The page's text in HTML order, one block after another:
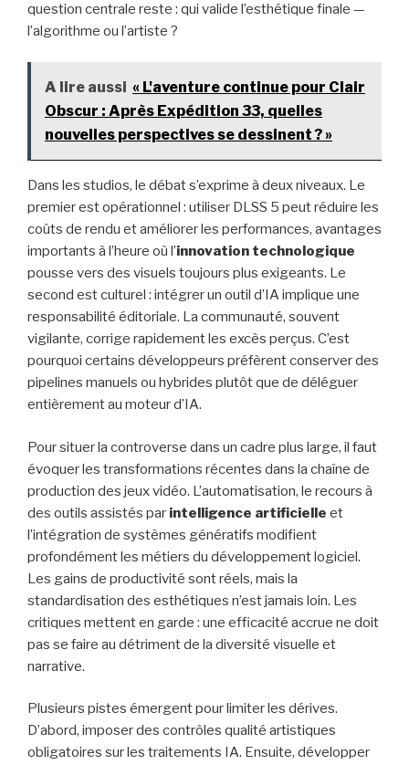
question centrale reste : qui valide l’esthétique finale —
l’algorithme ou l’artiste ?
A lire aussi « L'aventure continue pour Clair
Obscur : Après Expédition 33, quelles
nouvelles perspectives se dessinent ? »
Dans les studios, le débat s’exprime à deux niveaux. Le
premier est opérationnel : utiliser DLSS 5 peut réduire les
coûts de rendu et améliorer les performances, avantages
importants à l’heure où l’innovation technologique
pousse vers des visuels toujours plus exigeants. Le
second est culturel : intégrer un outil d’IA implique une
responsabilité éditoriale. La communauté, souvent
vigilante, corrige rapidement les excès perçus. C’est
pourquoi certains développeurs préfèrent conserver des
pipelines manuels ou hybrides plutôt que de déléguer
entièrement au moteur d’IA.
Pour situer la controverse dans un cadre plus large, il faut
évoquer les transformations récentes dans la chaîne de
production des jeux vidéo. L’automatisation, le recours à
des outils assistés par intelligence artificielle et
l’intégration de systèmes génératifs modifient
profondément les métiers du développement logiciel.
Les gains de productivité sont réels, mais la
standardisation des esthétiques n’est jamais loin. Les
critiques mettent en garde : une efficacité accrue ne doit
pas se faire au détriment de la diversité visuelle et
narrative.
Plusieurs pistes émergent pour limiter les dérives.
D’abord, imposer des contrôles qualité artistiques
obligatoires sur les traitements IA. Ensuite, développer